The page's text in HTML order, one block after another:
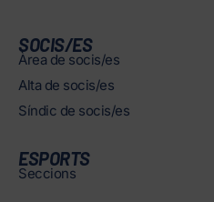
SOCIS/ES
Àrea de socis/es
Alta de socis/es
Síndic de socis/es
ESPORTS
Seccions